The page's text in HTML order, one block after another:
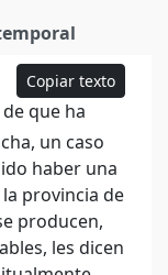
Copiar texto
que ha
un caso
haber una
provincia de
producen,
les dicen